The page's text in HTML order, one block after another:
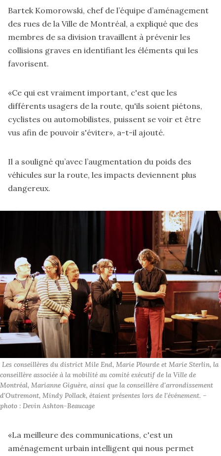
Bartek Komorowski, chef de l’équipe d’aménagement
des rues de la Ville de Montréal, a expliqué que des
membres de sa division travaillent à prévenir les
collisions graves en identifiant les éléments qui les
favorisent.
«Ce qui est vraiment important, c'est que les
différents usagers de la route, qu'ils soient piétons,
cyclistes ou automobilistes, puissent se voir et être
vus afin de pouvoir s'éviter», a-t-il ajouté.
Il a souligné qu’avec l’augmentation du poids des
véhicules sur la route, les impacts deviennent plus
dangereux.
Les conseillères du district Mile End, Marie Plourde et Marie Sterlin, la
conseillère associée à la mobilité au comité exécutif de la Ville de
Montréal, Marianne Giguère, ainsi que la conseillère d'arrondissement
d'Outremont, Mindy Pollack, étaient présentes lors de l'événement. –
photo : Devin Ashton-Beaucage
«La meilleure des communications, c'est un
aménagement urbain intelligent qui nous permet